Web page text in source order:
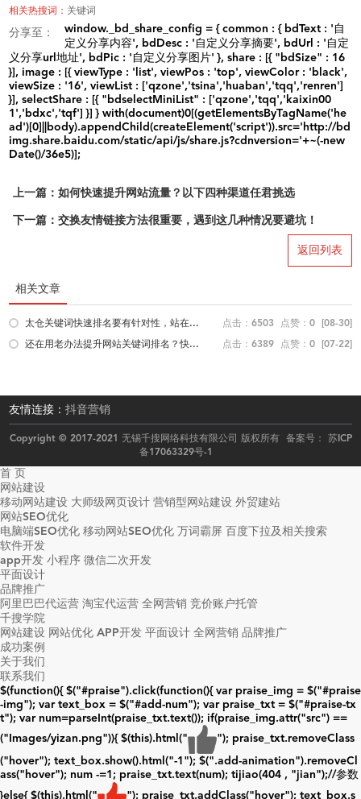
相关热搜词： 关键词
分享至：
window._bd_share_config = { common : { bdText : '自
定义分享内容', bdDesc : '自定义分享摘要', bdUrl : '自定
义分享url地址', bdPic : '自定义分享图片' }, share : [{ "bdSize" : 16
}], image : [{ viewType : 'list', viewPos : 'top', viewColor : 'black',
viewSize : '16', viewList : ['qzone','tsina','huaban','tqq','renren']
}], selectShare : [{ "bdselectMiniList" : ['qzone','tqq','kaixin00
1','bdxc','tqf'] }] } with(document)0[(getElementsByTagName('he
ad')[0]||body).appendChild(createElement('script')).src='http://bd
img.share.baidu.com/static/api/js/share.js?cdnversion='+~(-new
Date()/36e5)];
上一篇：如何快速提升网站流量？以下四种渠道任君挑选
下一篇：交换友情链接方法很重要，遇到这几种情况要避坑！
返回列表
相关文章
[08-30]
点赞：0
点击：6503
太仓关键词快速排名要有针对性，站在...
[07-22]
点赞：0
点击：6389
还在用老办法提升网站关键词排名？快...
友情连接：抖音营销
Copyright © 2017-2021 无锡千搜网络科技有限公司 版权所有 备案号： 苏ICP
备17063329号-1
首 页
网站建设
移动网站建设 大师级网页设计 营销型网站建设 外贸建站
网站SEO优化
电脑端SEO优化 移动网站SEO优化 万词霸屏 百度下拉及相关搜索
软件开发
app开发 小程序 微信二次开发
平面设计
品牌推广
阿里巴巴代运营 淘宝代运营 全网营销 竞价账户托管
千搜学院
网站建设 网站优化 APP开发 平面设计 全网营销 品牌推广
成功案例
关于我们
联系我们
$(function(){ $("#praise").click(function(){ var praise_img = $("#praise
-img"); var text_box = $("#add-num"); var praise_txt = $("#praise-tx
t"); var num=parseInt(praise_txt.text()); if(praise_img.attr("src") ==
("Images/yizan.png")){ $(this).html("
"); praise_txt.removeClass
("hover"); text_box.show().html("-1"); $(".add-animation").removeCl
ass("hover"); num -=1; praise_txt.text(num); tijiao(404 , "jian");//参数
}else{ $(this).html("
"); praise_txt.addClass("hover"); text_box.s